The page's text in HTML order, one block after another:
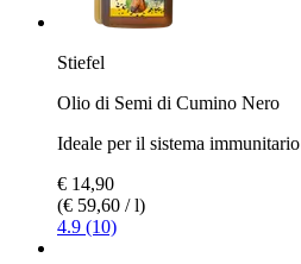
Stiefel
Olio di Semi di Cumino Nero
Ideale per il sistema immunitario
€ 14,90
(€ 59,60 / l)
4.9 (10)